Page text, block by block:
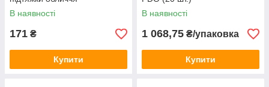
В наявності
171 ₴
Купити
В наявності
1 068,75 ₴/упаковка
Купити